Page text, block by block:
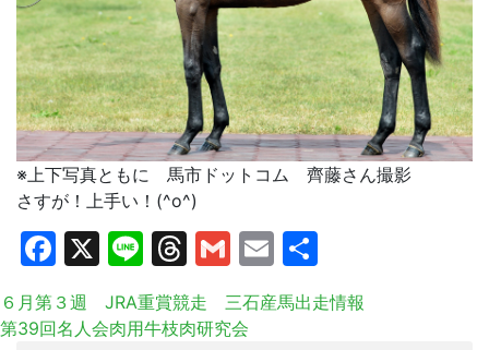
※上下写真ともに 馬市ドットコム 齊藤さん撮影
さすが！上手い！(^o^)
Facebook
X LineThreads
Gmail
Email
有
６月第３週 JRA重賞競走 三石産馬出走情報
第39回名人会肉用牛枝肉研究会